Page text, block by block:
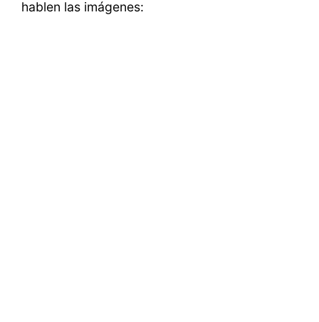
hablen las imágenes: